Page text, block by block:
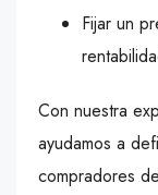
Fijar un
Con nuestra
ayudamos a
compradores